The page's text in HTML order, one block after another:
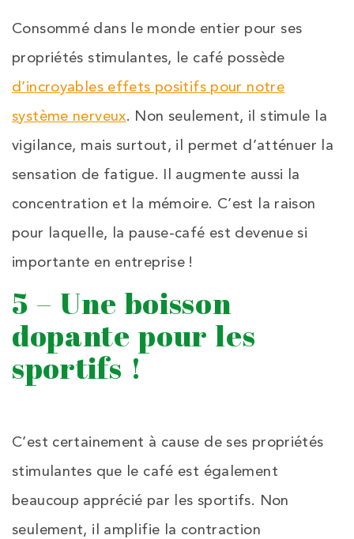
Consommé dans le monde entier pour ses
propriétés stimulantes, le café possède
d’incroyables effets positifs pour notre
système nerveux. Non seulement, il stimule la
vigilance, mais surtout, il permet d’atténuer la
sensation de fatigue. Il augmente aussi la
concentration et la mémoire. C’est la raison
pour laquelle, la pause-café est devenue si
importante en entreprise !
5 – Une boisson
dopante pour les
sportifs !
C’est certainement à cause de ses propriétés
stimulantes que le café est également
beaucoup apprécié par les sportifs. Non
seulement, il amplifie la contraction